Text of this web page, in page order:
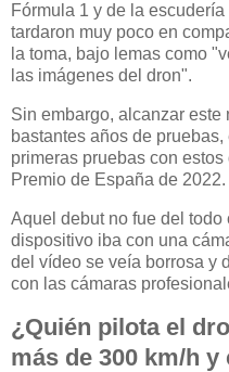
Fórmula 1 y de la
tardaron muy poco en
la toma, bajo lemas como
las imágenes del dron".
Sin embargo, alcanzar
bastantes años de
primeras pruebas con
Premio de España de 2022.
Aquel debut no fue del todo
dispositivo iba con una
del vídeo se veía borrosa y
con las cámaras
¿Quién pilota el
más de 300 km/h